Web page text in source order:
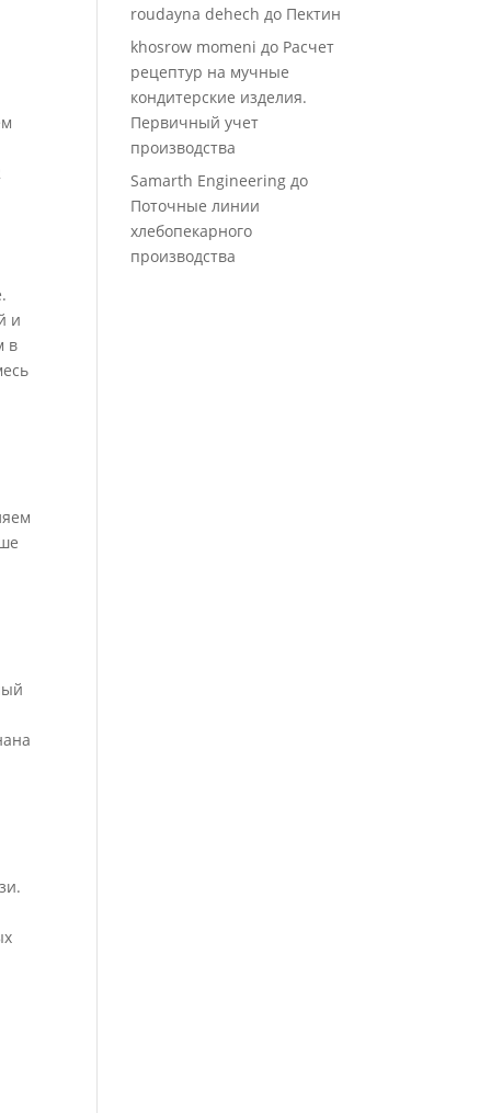
и
в
roudayna dehech до Пектин
khosrow momeni до Расчет
рецептур на мучные
кондитерские изделия.
Первичный учет
производства
Samarth Engineering до
Поточные линии
хлебопекарного
производства